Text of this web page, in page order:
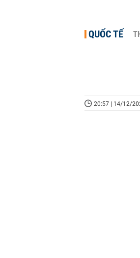
QUỐC TẾ
20:57 | 14/12/